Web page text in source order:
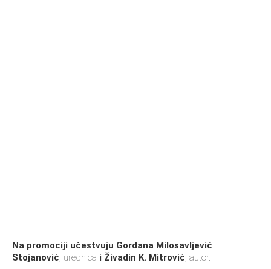
Na promociji učestvuju Gordana Milosavljević
Stojanović, urednica i Živadin K. Mitrović, autor.